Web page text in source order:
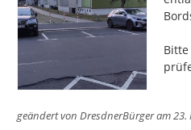
geändert von DresdnerBürgeram 23.